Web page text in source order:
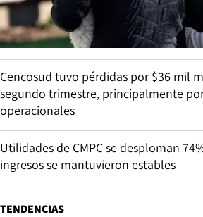
Cencosud tuvo pérdidas por $36 mil
segundo trimestre, principalmente
operacionales
Utilidades de CMPC se desploman
ingresos se mantuvieron estables
TENDENCIAS